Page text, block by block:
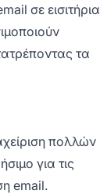
σε εισιτήρια
τα
πολλών
για τις
email.